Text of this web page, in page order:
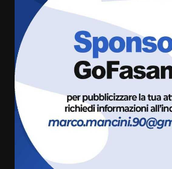
Grazia Neglia,
cittadina di Fratelli
pronta a tornare in
comunale
6 Agosto 2026 08:00
Cura dei beni
cittadinanza attiva:
l’avviso per la
condivisa della